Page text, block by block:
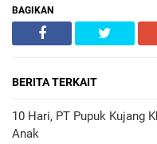
BAGIKAN
BERITA TERKAIT
10 Hari, PT Pupuk Kujang
Anak